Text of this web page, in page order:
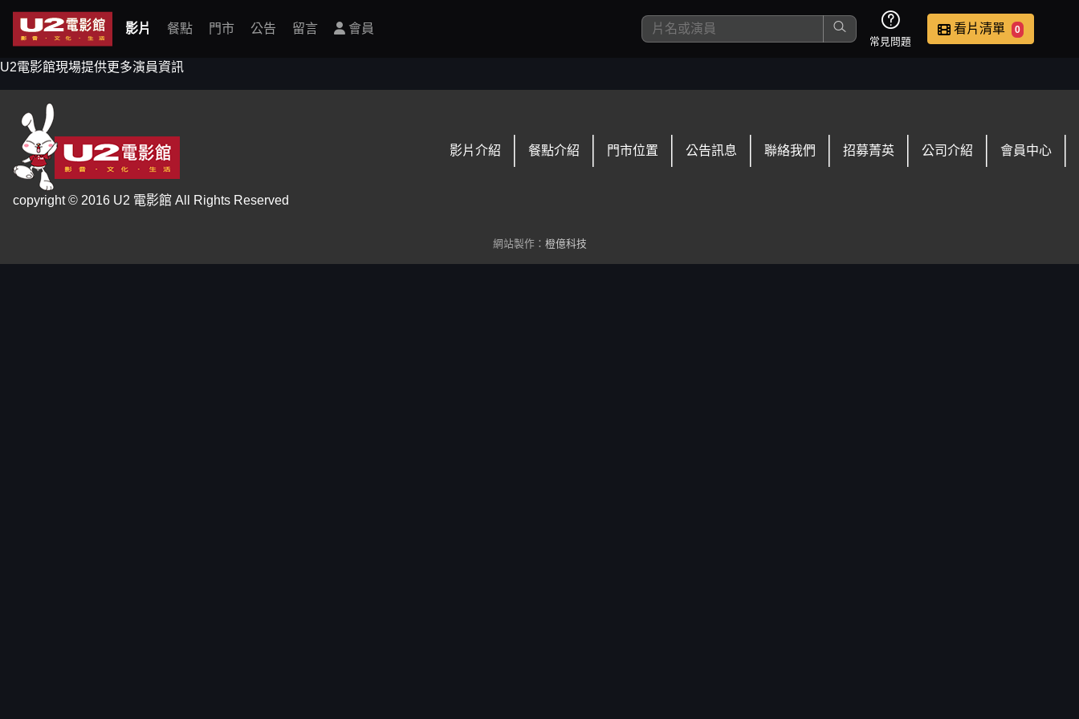
影片 餐點 門市 公告 留言 會員
常見問題
看片清單 0
U2電影館現場提供更多演員資訊
copyright © 2016 U2 電影館 All Rights Reserved
影片介紹 餐點介紹 門市位置 公告訊息 聯絡我們 招募菁英 公司介紹 會員中心
網站製作： 橙億科技